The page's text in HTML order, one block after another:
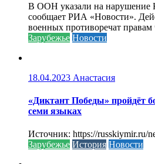
В ООН указали на нарушение
сообщает РИА «Новости».
военных противоречат правам
Зарубежье Новости
18.04.2023 Анастасия
«Диктант Победы» пройдёт
семи языках
Источник: https://russkiymir.ru/
Зарубежье История Новости